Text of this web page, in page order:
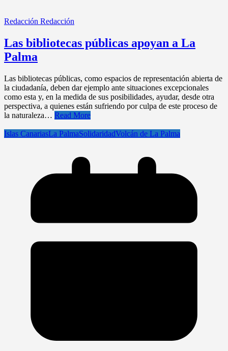
Redacción Redacción
Las bibliotecas públicas apoyan a La
Palma
Las bibliotecas públicas, como espacios de representación abierta de
la ciudadanía, deben dar ejemplo ante situaciones excepcionales
como esta y, en la medida de sus posibilidades, ayudar, desde otra
perspectiva, a quienes están sufriendo por culpa de este proceso de
la naturaleza… Read More
Islas CanariasLa PalmaSolidaridadVolcán de La Palma